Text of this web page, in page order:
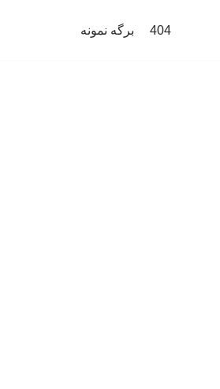
404 برگه نمونه